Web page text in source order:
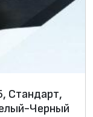
Стандарт,
Черный